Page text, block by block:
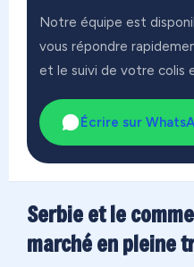
Notre équipe est
vous répondre
et le suivi de votre colis
Écrire sur
Serbie et le
marché en pleine